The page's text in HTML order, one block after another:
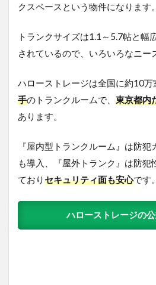
クスペースという物件になります。
トランクサイズは1.1～5.7帖と幅
されているので、いろいろなニー
ハローストレージは全国に約10万
手のトランクルームで、 東京都内
あります。
『屋内型トランクルーム』は防
も導入、『屋外トランク』は防犯
ておりセキュリティ面も安心です。
ハローストレージの